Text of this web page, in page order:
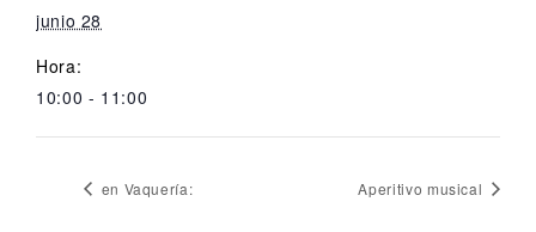
junio 28
Hora:
10:00 - 11:00
en Vaquería: Aperitivo musical